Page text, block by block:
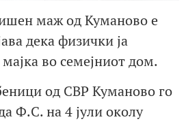
маж од Куманово е
дека физички ја
во семејниот дом.
од СВР Куманово го
Ф.С. на 4 јули околу